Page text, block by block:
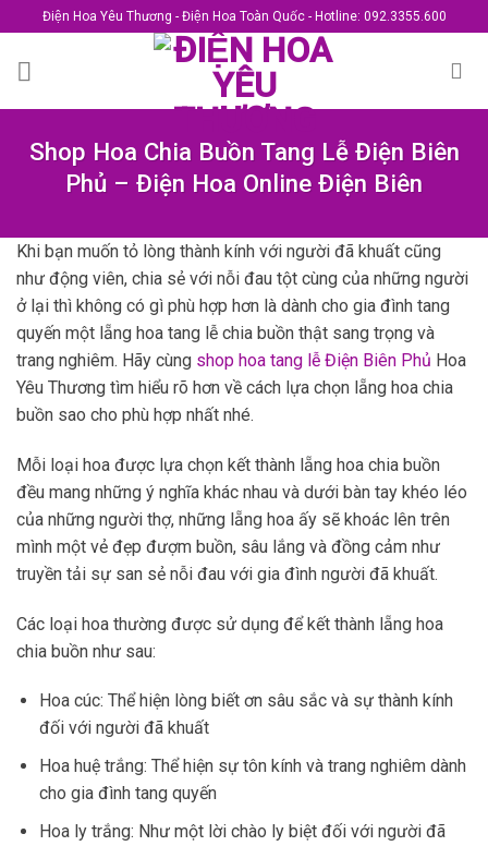
to
content
Điện Hoa Yêu Thương - Điện Hoa Toàn Quốc - Hotline: 092.3355.600
Shop Hoa Chia Buồn Tang Lễ Điện Biên
Phủ – Điện Hoa Online Điện Biên
Khi bạn muốn tỏ lòng thành kính với người đã khuất cũng
như động viên, chia sẻ với nỗi đau tột cùng của những người
ở lại thì không có gì phù hợp hơn là dành cho gia đình tang
quyến một lẵng hoa tang lễ chia buồn thật sang trọng và
trang nghiêm. Hãy cùng shop hoa tang lễ Điện Biên Phủ Hoa
Yêu Thương tìm hiểu rõ hơn về cách lựa chọn lẵng hoa chia
buồn sao cho phù hợp nhất nhé.
Mỗi loại hoa được lựa chọn kết thành lẵng hoa chia buồn
đều mang những ý nghĩa khác nhau và dưới bàn tay khéo léo
của những người thợ, những lẵng hoa ấy sẽ khoác lên trên
mình một vẻ đẹp đượm buồn, sâu lắng và đồng cảm như
truyền tải sự san sẻ nỗi đau với gia đình người đã khuất.
Các loại hoa thường được sử dụng để kết thành lẵng hoa
chia buồn như sau:
Hoa cúc: Thể hiện lòng biết ơn sâu sắc và sự thành kính
đối với người đã khuất
Hoa huệ trắng: Thể hiện sự tôn kính và trang nghiêm dành
cho gia đình tang quyến
Hoa ly trắng: Như một lời chào ly biệt đối với người đã